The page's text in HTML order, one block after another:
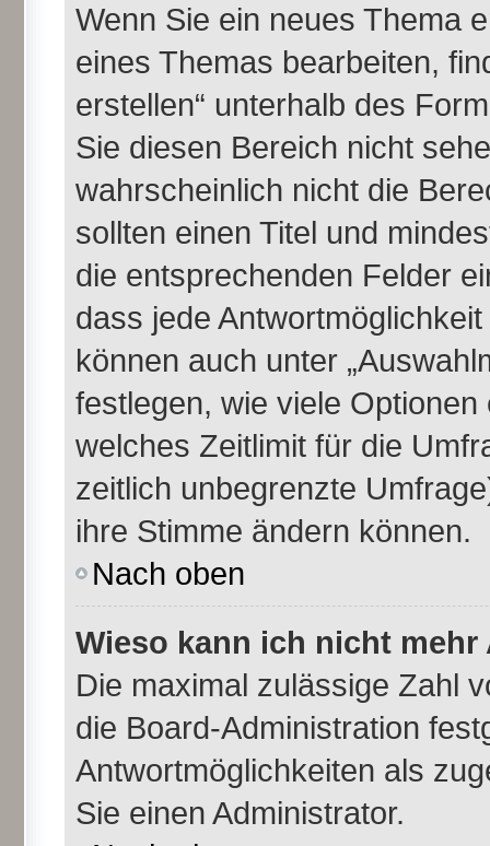
Wenn Sie ein neues Thema
eines Themas bearbeiten,
erstellen“ unterhalb des
Sie diesen Bereich nicht
wahrscheinlich nicht die
sollten einen Titel und
die entsprechenden Felder
dass jede
können auch unter
festlegen, wie viele
welches Zeitlimit für die
zeitlich unbegrenzte
ihre Stimme ändern können.
Nach oben
Wieso kann ich nicht
Die maximal zulässige Zahl
die Board-Administration
Antwortmöglichkeiten als
Sie einen Administrator.